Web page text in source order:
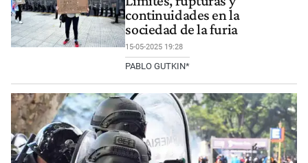
continuidades en la
sociedad de la furia
15-05-2025 19:28
PABLO GUTKIN*